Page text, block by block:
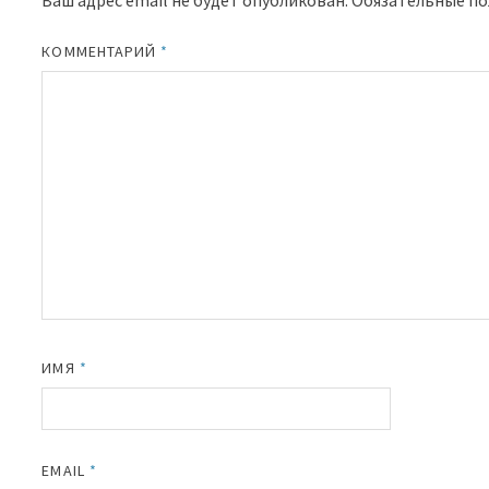
КОММЕНТАРИЙ *
ИМЯ *
EMAIL *